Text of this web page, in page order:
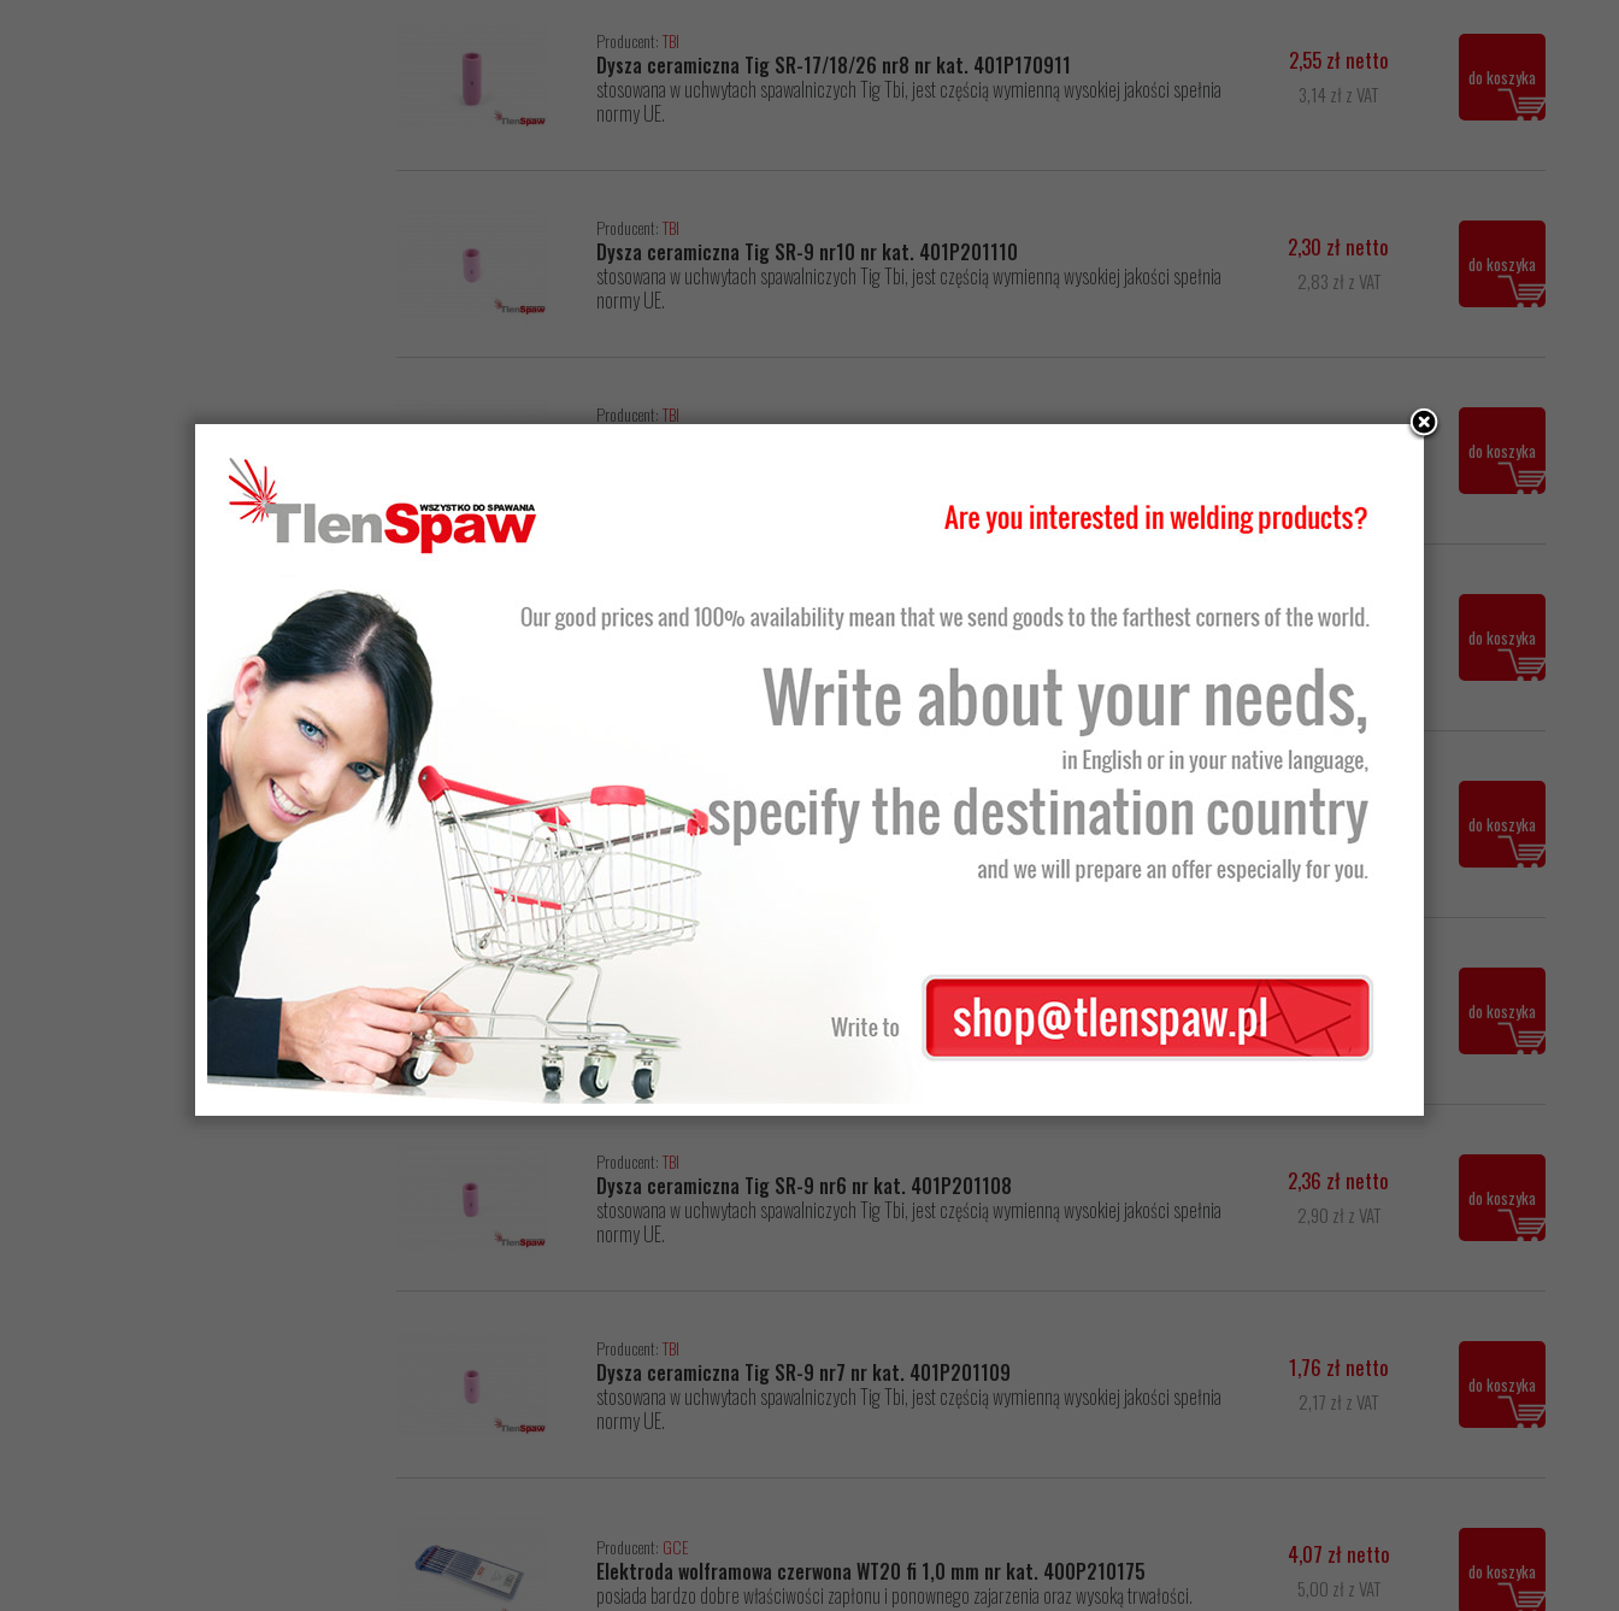
Producent:TBI
Dysza ceramiczna Tig SR-17/18/26 nr8 nr kat. 401P170911
stosowana w uchwytach spawalniczych Tig Tbi, jest częścią wymienną wysokiej jakości spełnia
normy UE.
2,55 zł netto
3,14 zł z VAT
do koszyka
Producent:TBI
Dysza ceramiczna Tig SR-9 nr10 nr kat. 401P201110
stosowana w uchwytach spawalniczych Tig Tbi, jest częścią wymienną wysokiej jakości spełnia
normy UE.
2,30 zł netto
2,83 zł z VAT
do koszyka
Producent:TBI
2,72 zł netto
do koszyka
Dysza ceramiczna Tig SR-9 nr4 L nr kat. 401P201116
5,97 zł netto
do koszyka
Producent:
Dysza ceramiczna Tig SR-9 nr4 nr kat. 401P201106
stosowana w uchwytach spawalniczych Tig Tbi, jest częścią wymienną wysokiej jakości spełnia
normy UE.
2,36 zł netto
2,90 zł z VAT
do koszyka
Producent:
Dysza ceramiczna Tig SR-9 nr5 nr kat. 401P201107
stosowana w uchwytach spawalniczych Tig Tbi, jest częścią wymienną wysokiej jakości spełnia
normy UE.
2,30 zł netto
2,83 zł z VAT
do koszyka
Producent:TBI
Dysza ceramiczna Tig SR-9 nr6 nr kat. 401P201108
stosowana w uchwytach spawalniczych Tig Tbi, jest częścią wymienną wysokiej jakości spełnia
normy UE.
2,36 zł netto
2,90 zł z VAT
do koszyka
Producent:TBI
Dysza ceramiczna Tig SR-9 nr7 nr kat. 401P201109
stosowana w uchwytach spawalniczych Tig Tbi, jest częścią wymienną wysokiej jakości spełnia
normy UE.
1,76 zł netto
2,17 zł z VAT
do koszyka
Producent: GCE
Elektroda wolframowa czerwona WT20 fi 1,0 mm nr kat. 400P210175
posiada bardzo dobre właściwości zapłonu i ponownego zajarzenia oraz wysoką trwałości.
4,07 zł netto
5,00 zł z VAT
do koszyka